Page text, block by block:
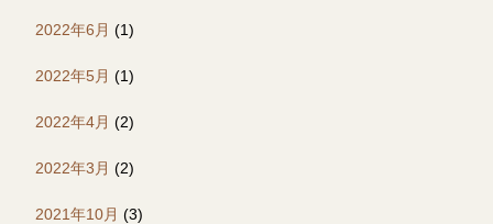
2022年6月 (1)
2022年5月 (1)
2022年4月 (2)
2022年3月 (2)
2021年10月 (3)